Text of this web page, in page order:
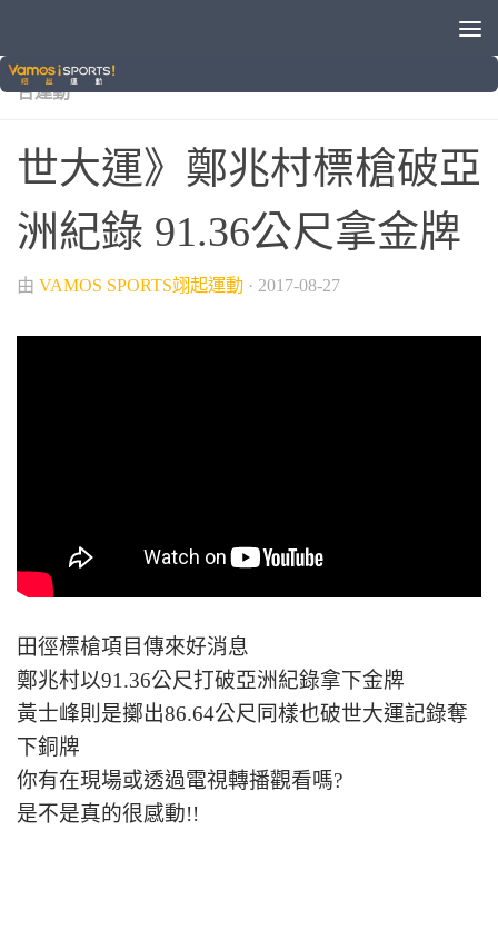
2017臺北世大運
合運動
世大運》鄭兆村標槍破亞
洲紀錄 91.36公尺拿金牌
由 VAMOS SPORTS翊起運動 · 2017-08-27
田徑標槍項目傳來好消息
鄭兆村以91.36公尺打破亞洲紀錄拿下金牌
黃士峰則是擲出86.64公尺同樣也破世大運記錄奪
下銅牌
你有在現場或透過電視轉播觀看嗎?
是不是真的很感動!!